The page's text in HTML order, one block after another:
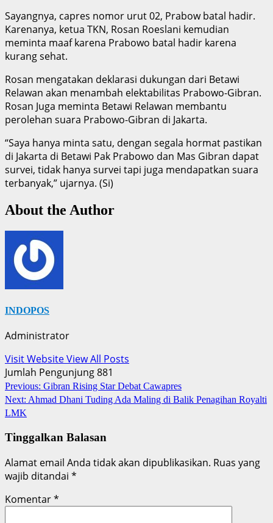
Sayangnya, capres nomor urut 02, Prabow batal hadir.
Karenanya, ketua TKN, Rosan Roeslani kemudian
meminta maaf karena Prabowo batal hadir karena
kurang sehat.
Rosan mengatakan deklarasi dukungan dari Betawi
Relawan akan menambah elektabilitas Prabowo-Gibran.
Rosan Juga meminta Betawi Relawan membantu
perolehan suara Prabowo-Gibran di Jakarta.
“Saya hanya minta satu, dengan segala hormat pastikan
di Jakarta di Betawi Pak Prabowo dan Mas Gibran dapat
survei, tidak hanya survei tapi juga mendapatkan suara
terbanyak,” ujarnya. (Si)
About the Author
INDOPOS
Administrator
Visit WebsiteView All Posts
Jumlah Pengunjung881
Post
navigation
Previous: Gibran Rising Star Debat Cawapres
Next: Ahmad Dhani Tuding Ada Maling di Balik Penagihan Royalti
LMK
Tinggalkan Balasan
Alamat email Anda tidak akan dipublikasikan. Ruas yang
wajib ditandai *
Komentar*